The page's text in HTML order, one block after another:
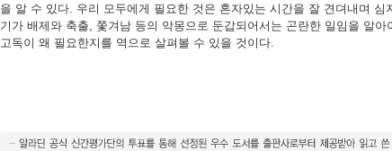
을 알 수 있다. 우리 모두에게 필요한 것은 혼자있는 시간을 잘 견뎌내며
기가 배제와 축출, 쫓겨남 등의 악몽으로 둔갑되어서는 곤란한 일임을 알
고독이 왜 필요한지를 역으로 살펴볼 수 있을 것이다.